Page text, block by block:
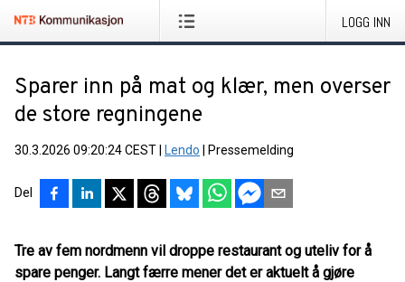
LOGG INN
Sparer inn på mat og klær, men overser
de store regningene
30.3.2026 09:20:24 CEST Lendo Pressemelding
Del
Tre av fem nordmenn vil droppe restaurant og uteliv for å
spare penger. Langt færre mener det er aktuelt å gjøre